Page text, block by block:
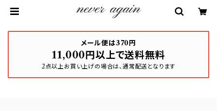
メール便は370円
11,000円以上で送料無料
2点以上お買い上げの場合は、通常配送となります